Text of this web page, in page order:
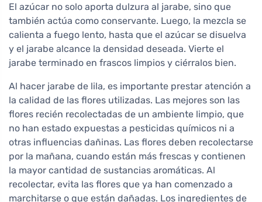
El azúcar no solo aporta dulzura al jarabe, sino que
también actúa como conservante. Luego, la mezcla se
calienta a fuego lento, hasta que el azúcar se disuelva
y el jarabe alcance la densidad deseada. Vierte el
jarabe terminado en frascos limpios y ciérralos bien.
Al hacer jarabe de lila, es importante prestar atención a
la calidad de las flores utilizadas. Las mejores son las
flores recién recolectadas de un ambiente limpio, que
no han estado expuestas a pesticidas químicos ni a
otras influencias dañinas. Las flores deben recolectarse
por la mañana, cuando están más frescas y contienen
la mayor cantidad de sustancias aromáticas. Al
recolectar, evita las flores que ya han comenzado a
marchitarse o que están dañadas. Los ingredientes de